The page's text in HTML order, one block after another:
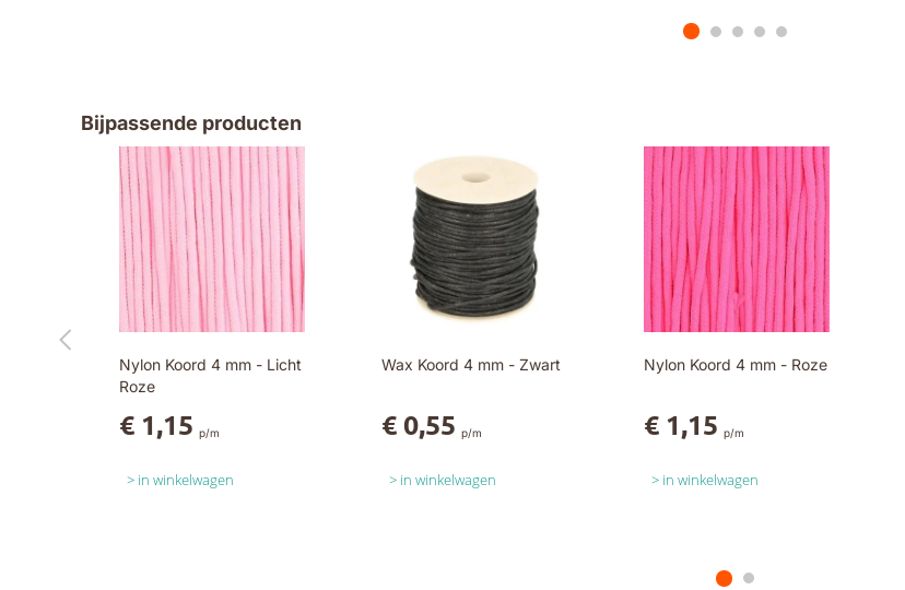
Bijpassende producten
Nylon Koord 4 mm - Licht
Roze
€ 1,15 p/m
in winkelwagen
Wax Koord 4 mm - Zwart
€ 0,55 p/m
in winkelwagen
Nylon Koord 4 mm - Roze
€ 1,15 p/m
in winkelwagen